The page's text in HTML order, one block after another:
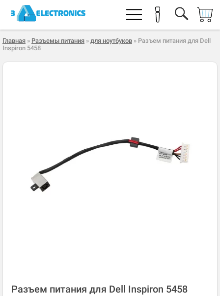
Главная » Разъемы питания » для ноутбуков » Разъем питания для Dell
Inspiron 5458
Разъем питания для Dell Inspiron 5458